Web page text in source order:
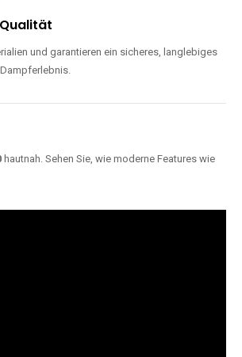
und garantieren ein sicheres, langlebiges
hautnah. Sehen Sie, wie moderne Features wie